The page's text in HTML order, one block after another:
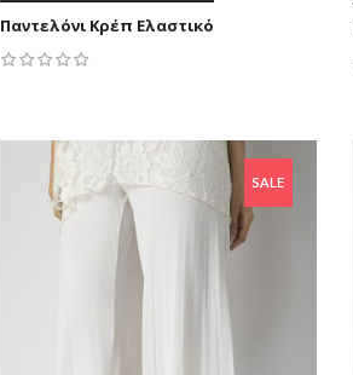
Παντελόνι Κρέπ Ελαστικό
43,70 €
39,33 €